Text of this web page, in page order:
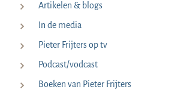
Artikelen & blogs
In de media
Pieter Frijters op tv
Podcast/vodcast
Boeken van Pieter Frijters